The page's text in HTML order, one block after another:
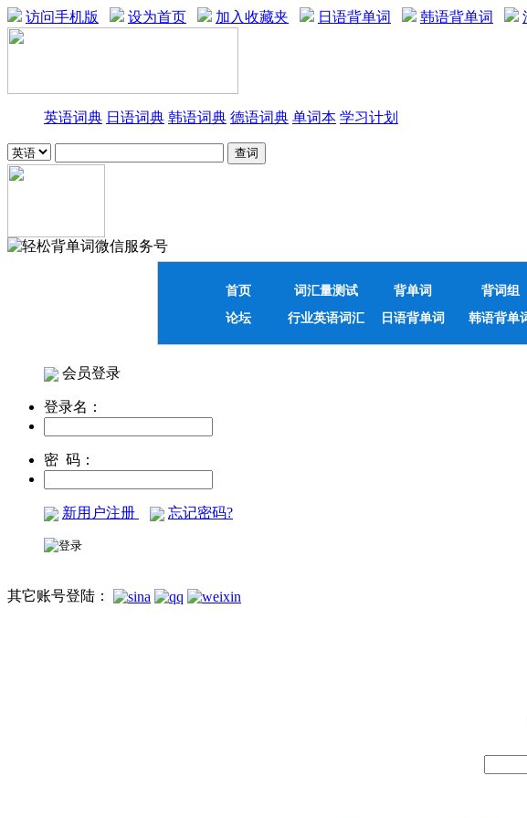
访问手机版 设为首页 加入收藏夹 日语背单词 韩语背单词
英语词典 日语词典 韩语词典 德语词典 单词本 学习计划
首页 词汇量测试 背单词 背词组
论坛
行业英语词汇 日语背单词 韩语背单
会员登录
登录名：
密 码：
新用户注册 忘记密码?
其它账号登陆：